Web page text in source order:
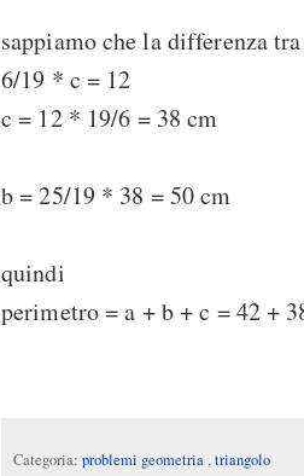
sappiamo che la differenza
6/19 * c = 12
c = 12 * 19/6 = 38 cm
b = 25/19 * 38 = 50 cm
quindi
perimetro = a + b + c = 42 +
Categoria: problemi geometria,triangolo